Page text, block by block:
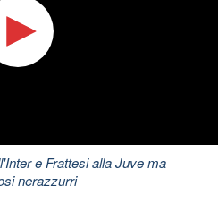
e Frattesi alla Juve ma
nerazzurri